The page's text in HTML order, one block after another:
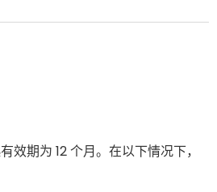
效期为 12 个月。在以下情况下，